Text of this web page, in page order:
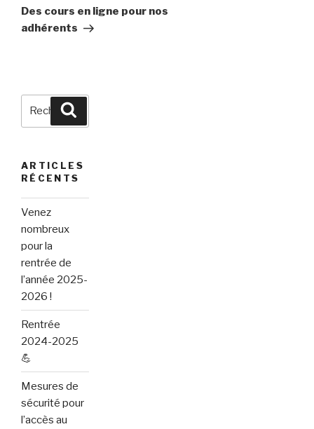
suivant
Des cours en ligne pour nos
adhérents
Recherche
ARTICLES
RÉCENTS
Venez
nombreux
pour la
rentrée de
l’année 2025-
2026 !
Rentrée
2024-2025
💪
Mesures de
sécurité pour
l’accès au